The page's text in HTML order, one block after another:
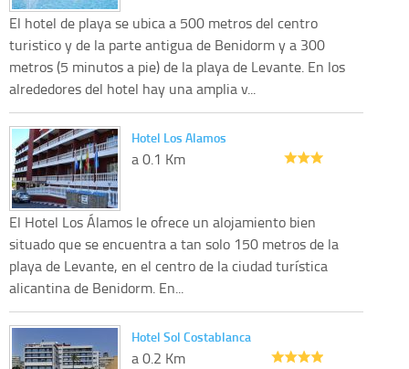
El hotel de playa se ubica a 500 metros del centro
turistico y de la parte antigua de Benidorm y a 300
metros (5 minutos a pie) de la playa de Levante. En los
alrededores del hotel hay una amplia v...
Hotel Los Alamos
a 0.1 Km
El Hotel Los Álamos le ofrece un alojamiento bien
situado que se encuentra a tan solo 150 metros de la
playa de Levante, en el centro de la ciudad turística
alicantina de Benidorm. En...
Hotel Sol Costablanca
a 0.2 Km